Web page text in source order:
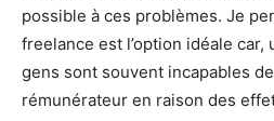
possible à ces problèmes. Je
freelance est l’option idéale
gens sont souvent incapables
rémunérateur en raison des